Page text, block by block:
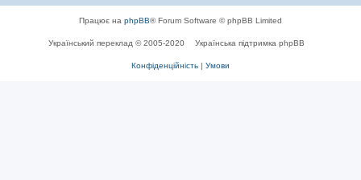
Працює на phpBB® Forum Software © phpBB Limited
Український переклад © 2005-2020 Українська підтримка phpBB
Конфіденційність | Умови